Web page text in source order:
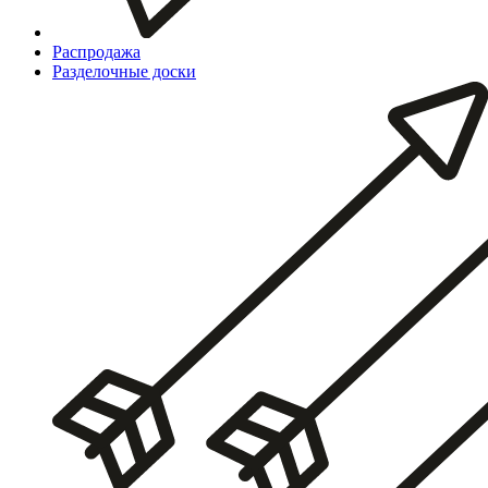
Распродажа
Разделочные доски